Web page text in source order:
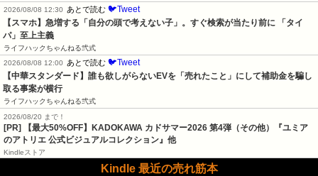
2026/08/08 12:30
あとで読む 🐦Tweet
【スマホ】急増する「自分の頭で考えない子」。すぐ検索が当たり前に 「タイ
パ」至上主義
ライフハックちゃんねる弐式
2026/08/08 12:00
あとで読む 🐦Tweet
【中華スタンダード】誰も欲しがらないEVを「売れたこと」にして補助金を騙し
取る事案が横行
ライフハックちゃんねる弐式
2026/08/20 まで！
[PR]
【最大50%OFF】KADOKAWA カドサマー2026 第4弾（その他）『ユミア
のアトリエ 公式ビジュアルコレクション』他
Kindleストア
Kindle 最近の売れ筋本